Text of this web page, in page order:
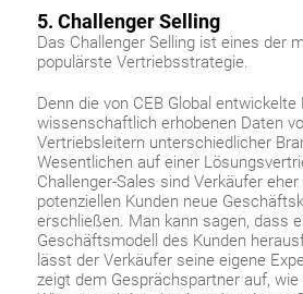
5. Challenger Selling
Das Challenger Selling ist eines der
populärste Vertriebsstrategie.
Denn die von CEB Global
wissenschaftlich erhobenen Daten
Vertriebsleitern unterschiedlicher
Wesentlichen auf einer
Challenger-Sales sind Verkäufer
potenziellen Kunden neue
erschließen. Man kann sagen, dass
Geschäftsmodell des Kunden
lässt der Verkäufer seine eigene
zeigt dem Gesprächspartner auf,